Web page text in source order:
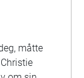
måtte